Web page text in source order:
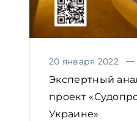
20 января 2022
Экспертный
проект
Украине»